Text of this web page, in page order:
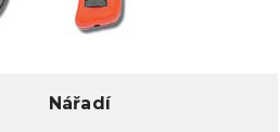
Nářadí